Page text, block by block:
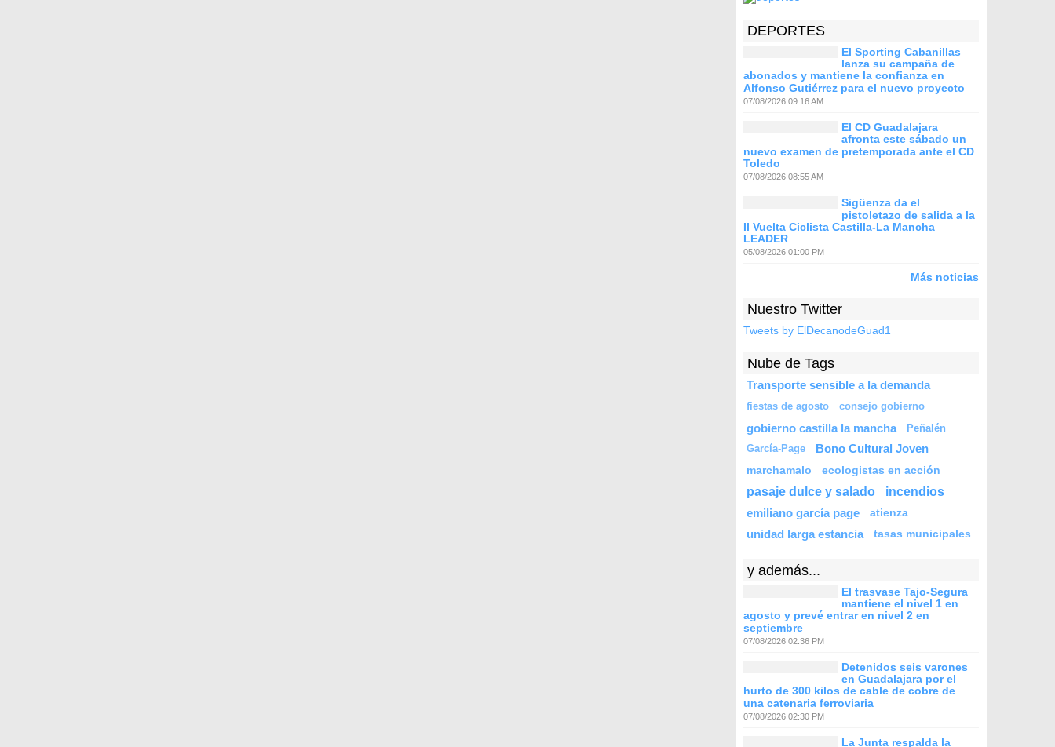
DEPORTES
El Sporting Cabanillas
lanza su campaña de
abonados y mantiene la confianza en
Alfonso Gutiérrez para el nuevo proyecto
07/08/2026 09:16 AM
El CD Guadalajara
afronta este sábado un
nuevo examen de pretemporada ante el CD
Toledo
07/08/2026 08:55 AM
Sigüenza da el
pistoletazo de salida a la
II Vuelta Ciclista Castilla-La Mancha
LEADER
05/08/2026 01:00 PM
Más noticias
Nuestro Twitter
Tweets by ElDecanodeGuad1
Nube de Tags
Transporte sensible a la demanda
fiestas de agosto consejo gobierno
gobierno castilla la mancha Peñalén
García-Page
Bono Cultural Joven
marchamalo
ecologistas en acción
pasaje dulce y salado incendios
emiliano garcía page atienza
unidad larga estancia tasas municipales
y además...
El trasvase Tajo-Segura
mantiene el nivel 1 en
agosto y prevé entrar en nivel 2 en
septiembre
07/08/2026 02:36 PM
Detenidos seis varones
en Guadalajara por el
hurto de 300 kilos de cable de cobre de
una catenaria ferroviaria
07/08/2026 02:30 PM
La Junta respalda la